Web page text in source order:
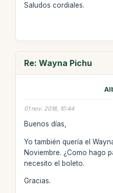
Saludos cordiales.
Re: Wayna Pichu
01 nov. 2018, 10:44
Buenos días,
Yo también quería el
Noviembre. ¿Como hago
necesito el boleto.
Gracias.